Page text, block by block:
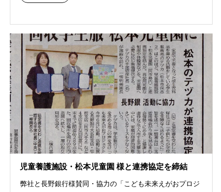
児童養護施設・松本児童園 様と連携協定を締結
弊社と長野銀行様賛同・協力の「こども未来えがおプロジ